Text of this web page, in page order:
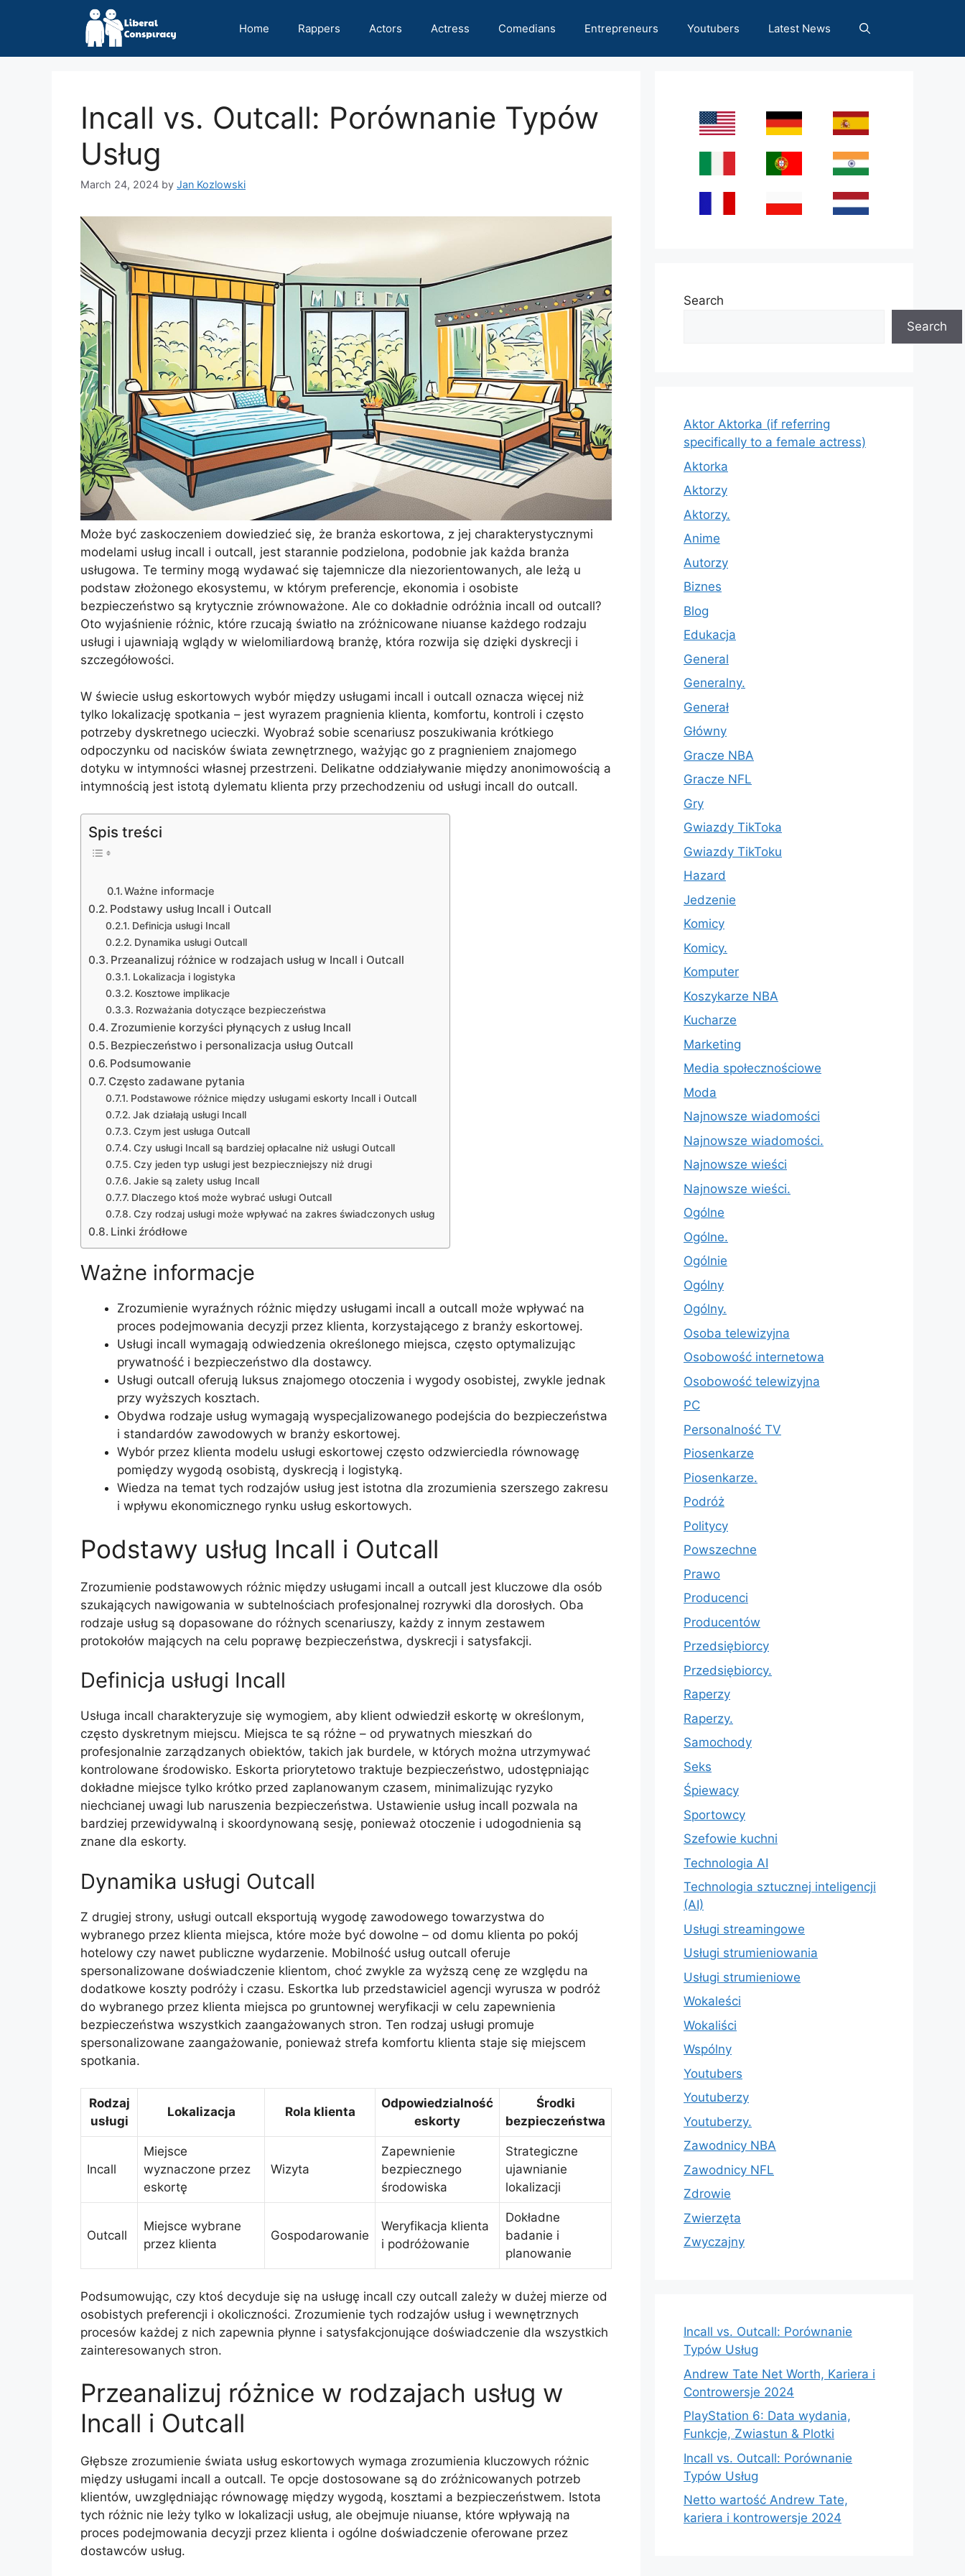
Home Rappers Actors Actress Comedians Entrepreneurs Youtubers Latest News
Incall vs. Outcall: Porównanie Typów
Usług
March 24, 2024 by Jan Kozlowski
Może być zaskoczeniem dowiedzieć się, że branża eskortowa, z jej charakterystycznymi
modelami usług incall i outcall, jest starannie podzielona, podobnie jak każda branża
usługowa. Te terminy mogą wydawać się tajemnicze dla niezorientowanych, ale leżą u
podstaw złożonego ekosystemu, w którym preferencje, ekonomia i osobiste
bezpieczeństwo są krytycznie zrównoważone. Ale co dokładnie odróżnia incall od outcall?
Oto wyjaśnienie różnic, które rzucają światło na zróżnicowane niuanse każdego rodzaju
usługi i ujawniają wglądy w wielomiliardową branżę, która rozwija się dzięki dyskrecji i
szczegółowości.
W świecie usług eskortowych wybór między usługami incall i outcall oznacza więcej niż
tylko lokalizację spotkania – jest wyrazem pragnienia klienta, komfortu, kontroli i często
potrzeby dyskretnego ucieczki. Wyobraź sobie scenariusz poszukiwania krótkiego
odpoczynku od nacisków świata zewnętrznego, ważyjąc go z pragnieniem znajomego
dotyku w intymności własnej przestrzeni. Delikatne oddziaływanie między anonimowością a
intymnością jest istotą dylematu klienta przy przechodzeniu od usługi incall do outcall.
Spis treści
Ważne informacje
Podstawy usług Incall i Outcall
Definicja usługi Incall
Dynamika usługi Outcall
Przeanalizuj różnice w rodzajach usług w Incall i Outcall
Lokalizacja i logistyka
Kosztowe implikacje
Rozważania dotyczące bezpieczeństwa
Zrozumienie korzyści płynących z usług Incall
Bezpieczeństwo i personalizacja usług Outcall
Podsumowanie
Często zadawane pytania
Podstawowe różnice między usługami eskorty Incall i Outcall
Jak działają usługi Incall
Czym jest usługa Outcall
Czy usługi Incall są bardziej opłacalne niż usługi Outcall
Czy jeden typ usługi jest bezpieczniejszy niż drugi
Jakie są zalety usług Incall
Dlaczego ktoś może wybrać usługi Outcall
Czy rodzaj usługi może wpływać na zakres świadczonych usług
Linki źródłowe
Ważne informacje
Zrozumienie wyraźnych różnic między usługami incall a outcall może wpływać na
proces podejmowania decyzji przez klienta, korzystającego z branży eskortowej.
Usługi incall wymagają odwiedzenia określonego miejsca, często optymalizując
prywatność i bezpieczeństwo dla dostawcy.
Usługi outcall oferują luksus znajomego otoczenia i wygody osobistej, zwykle jednak
przy wyższych kosztach.
Obydwa rodzaje usług wymagają wyspecjalizowanego podejścia do bezpieczeństwa
i standardów zawodowych w branży eskortowej.
Wybór przez klienta modelu usługi eskortowej często odzwierciedla równowagę
pomiędzy wygodą osobistą, dyskrecją i logistyką.
Wiedza na temat tych rodzajów usług jest istotna dla zrozumienia szerszego zakresu
i wpływu ekonomicznego rynku usług eskortowych.
Podstawy usług Incall i Outcall
Zrozumienie podstawowych różnic między usługami incall a outcall jest kluczowe dla osób
szukających nawigowania w subtelnościach profesjonalnej rozrywki dla dorosłych. Oba
rodzaje usług są dopasowane do różnych scenariuszy, każdy z innym zestawem
protokołów mających na celu poprawę bezpieczeństwa, dyskrecji i satysfakcji.
Definicja usługi Incall
Usługa incall charakteryzuje się wymogiem, aby klient odwiedził eskortę w określonym,
często dyskretnym miejscu. Miejsca te są różne – od prywatnych mieszkań do
profesjonalnie zarządzanych obiektów, takich jak burdele, w których można utrzymywać
kontrolowane środowisko. Eskorta priorytetowo traktuje bezpieczeństwo, udostępniając
dokładne miejsce tylko krótko przed zaplanowanym czasem, minimalizując ryzyko
niechcianej uwagi lub naruszenia bezpieczeństwa. Ustawienie usług incall pozwala na
bardziej przewidywalną i skoordynowaną sesję, ponieważ otoczenie i udogodnienia są
znane dla eskorty.
Dynamika usługi Outcall
Z drugiej strony, usługi outcall eksportują wygodę zawodowego towarzystwa do
wybranego przez klienta miejsca, które może być dowolne – od domu klienta po pokój
hotelowy czy nawet publiczne wydarzenie. Mobilność usług outcall oferuje
spersonalizowane doświadczenie klientom, choć zwykle za wyższą cenę ze względu na
dodatkowe koszty podróży i czasu. Eskortka lub przedstawiciel agencji wyrusza w podróż
do wybranego przez klienta miejsca po gruntownej weryfikacji w celu zapewnienia
bezpieczeństwa wszystkich zaangażowanych stron. Ten rodzaj usługi promuje
spersonalizowane zaangażowanie, ponieważ strefa komfortu klienta staje się miejscem
spotkania.
Rodzaj
usługi
Lokalizacja Rola klienta
Odpowiedzialność
eskorty
Środki
bezpieczeństwa
Incall
Miejsce
wyznaczone przez
eskortę
Wizyta
Zapewnienie
bezpiecznego
środowiska
Strategiczne
ujawnianie
lokalizacji
Outcall
Miejsce wybrane
przez klienta
Gospodarowanie
Weryfikacja klienta
i podróżowanie
Dokładne
badanie i
planowanie
Podsumowując, czy ktoś decyduje się na usługę incall czy outcall zależy w dużej mierze od
osobistych preferencji i okoliczności. Zrozumienie tych rodzajów usług i wewnętrznych
procesów każdej z nich zapewnia płynne i satysfakcjonujące doświadczenie dla wszystkich
zainteresowanych stron.
Przeanalizuj różnice w rodzajach usług w
Incall i Outcall
Głębsze zrozumienie świata usług eskortowych wymaga zrozumienia kluczowych różnic
między usługami incall a outcall. Te opcje dostosowane są do zróżnicowanych potrzeb
klientów, uwzględniając równowagę między wygodą, kosztami a bezpieczeństwem. Istota
tych różnic nie leży tylko w lokalizacji usług, ale obejmuje niuanse, które wpływają na
proces podejmowania decyzji przez klienta i ogólne doświadczenie oferowane przez
dostawców usług.
Search
Search
Aktor Aktorka (if referring
specifically to a female actress)
Aktorka
Aktorzy
Aktorzy.
Anime
Autorzy
Biznes
Blog
Edukacja
General
Generalny.
Generał
Główny
Gracze NBA
Gracze NFL
Gry
Gwiazdy TikToka
Gwiazdy TikToku
Hazard
Jedzenie
Komicy
Komicy.
Komputer
Koszykarze NBA
Kucharze
Marketing
Media społecznościowe
Moda
Najnowsze wiadomości
Najnowsze wiadomości.
Najnowsze wieści
Najnowsze wieści.
Ogólne
Ogólne.
Ogólnie
Ogólny
Ogólny.
Osoba telewizyjna
Osobowość internetowa
Osobowość telewizyjna
PC
Personalność TV
Piosenkarze
Piosenkarze.
Podróż
Politycy
Powszechne
Prawo
Producenci
Producentów
Przedsiębiorcy
Przedsiębiorcy.
Raperzy
Raperzy.
Samochody
Seks
Śpiewacy
Sportowcy
Szefowie kuchni
Technologia AI
Technologia sztucznej inteligencji
(AI)
Usługi streamingowe
Usługi strumieniowania
Usługi strumieniowe
Wokaleści
Wokaliści
Wspólny
Youtubers
Youtuberzy
Youtuberzy.
Zawodnicy NBA
Zawodnicy NFL
Zdrowie
Zwierzęta
Zwyczajny
Incall vs. Outcall: Porównanie
Typów Usług
Andrew Tate Net Worth, Kariera i
Controwersje 2024
PlayStation 6: Data wydania,
Funkcje, Zwiastun & Plotki
Incall vs. Outcall: Porównanie
Typów Usług
Netto wartość Andrew Tate,
kariera i kontrowersje 2024